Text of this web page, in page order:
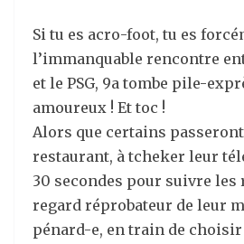
Si tu es acro-foot, tu es
l’immanquable rencontre
et le PSG, 9a tombe pile-
amoureux ! Et toc !
Alors que certains
restaurant, à tcheker leur
30 secondes pour suivre les
regard réprobateur de leur
pénard-e, en train de